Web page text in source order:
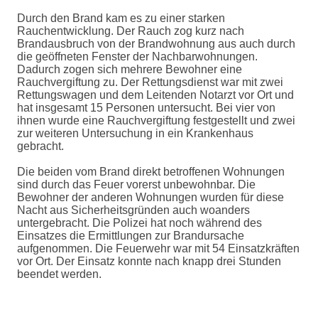
Durch den Brand kam es zu einer starken
Rauchentwicklung. Der Rauch zog kurz nach
Brandausbruch von der Brandwohnung aus auch durch
die geöffneten Fenster der Nachbarwohnungen.
Dadurch zogen sich mehrere Bewohner eine
Rauchvergiftung zu. Der Rettungsdienst war mit zwei
Rettungswagen und dem Leitenden Notarzt vor Ort und
hat insgesamt 15 Personen untersucht. Bei vier von
ihnen wurde eine Rauchvergiftung festgestellt und zwei
zur weiteren Untersuchung in ein Krankenhaus
gebracht.
Die beiden vom Brand direkt betroffenen Wohnungen
sind durch das Feuer vorerst unbewohnbar. Die
Bewohner der anderen Wohnungen wurden für diese
Nacht aus Sicherheitsgründen auch woanders
untergebracht. Die Polizei hat noch während des
Einsatzes die Ermittlungen zur Brandursache
aufgenommen. Die Feuerwehr war mit 54 Einsatzkräften
vor Ort. Der Einsatz konnte nach knapp drei Stunden
beendet werden.